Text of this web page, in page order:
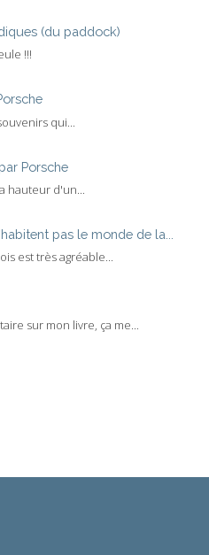
(du paddock)
!!!
qui...
Porsche
hauteur d'un...
pas le monde de la...
est très agréable...
sur mon livre, ça me...